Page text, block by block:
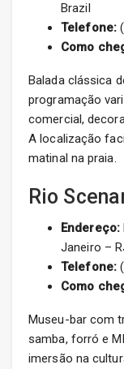
Brazil
Telefone:
Como
Balada clássica
programação
comercial,
A localização
matinal na praia.
Rio
Endereço:
Janeiro –
Telefone:
Como
Museu-bar com
samba, forró e
imersão na